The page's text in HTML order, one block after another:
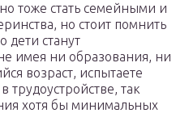
тоже стать семейными и
но стоит помнить
дети станут
имея ни образования, ни
возраст, испытаете
трудоустройстве, так
хотя бы минимальных